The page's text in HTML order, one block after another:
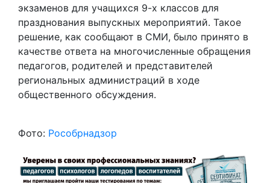
экзаменов для учащихся 9-х классов для
празднования выпускных мероприятий. Такое
решение, как сообщают в СМИ, было принято в
качестве ответа на многочисленные обращения
педагогов, родителей и представителей
региональных администраций в ходе
общественного обсуждения.
Фото: Рособрнадзор